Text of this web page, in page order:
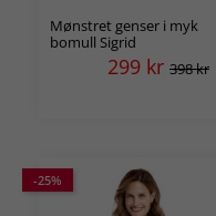
Mønstret genser i myk
bomull Sigrid
299 kr 398 kr
-25%